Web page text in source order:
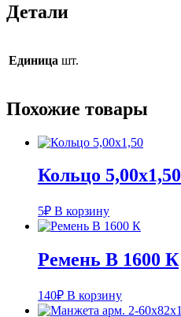
Детали
Единица шт.
Похожие товары
Кольцо 5,00х1,50
5₽ В корзину
Ремень В 1600 К
140₽ В корзину